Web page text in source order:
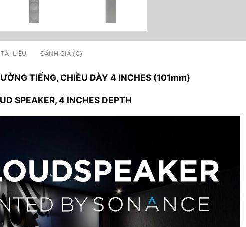
TÀI LIỆU ĐÁNH GIÁ (0)
TIẾNG, CHIỀU DÀY 4 INCHES (101mm)
SPEAKER, 4 INCHES DEPTH